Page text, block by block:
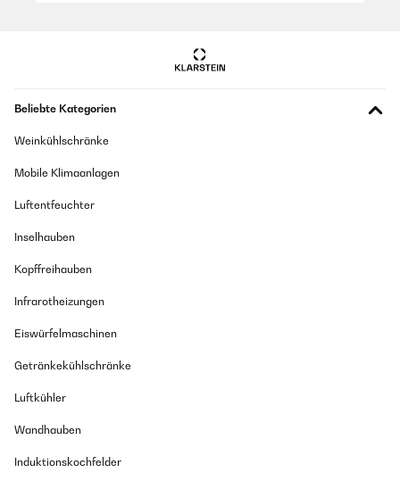
Beliebte Kategorien
Weinkühlschränke
Mobile Klimaanlagen
Luftentfeuchter
Inselhauben
Kopffreihauben
Infrarotheizungen
Eiswürfelmaschinen
Getränkekühlschränke
Luftkühler
Wandhauben
Induktionskochfelder